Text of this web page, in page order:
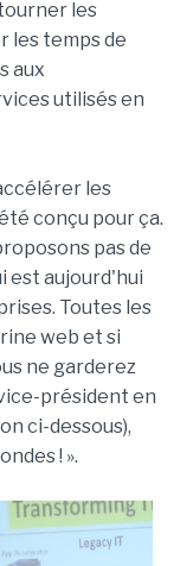
les
les temps de
aux
utilisés en
les
conçu pour ça.
pas de
est aujourd'hui
Toutes les
web et si
ne garderez
président en
ci-dessous),
! ».